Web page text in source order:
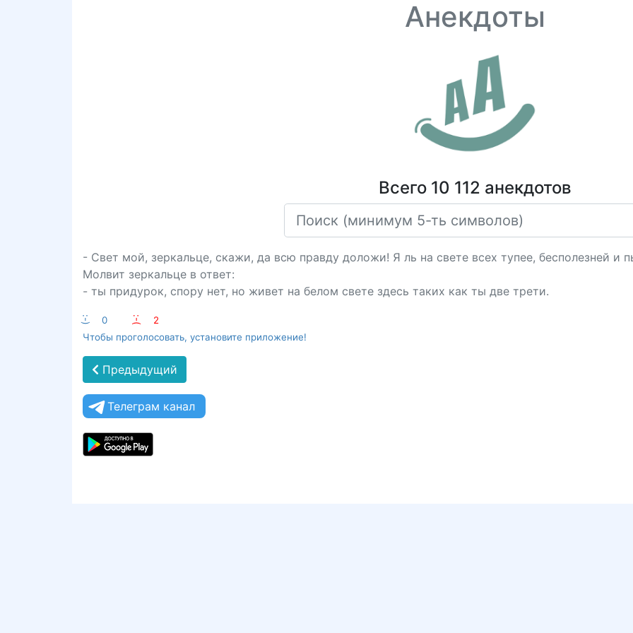
Анекдоты
Всего 10 112 анекдотов
- Свет мой, зеркальце, скажи, да всю правду доложи! Я ль на свете всех тупее, бесполезней и
Молвит зеркальце в ответ:
- ты придурок, спору нет, но живет на белом свете здесь таких как ты две трети.
:-) 0 :-(
2
Чтобы проголосовать, установите приложение!
Предыдущий
Телеграм канал